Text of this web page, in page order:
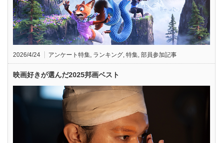
2026/4/24 アンケート特集 ランキング 特集 部員参加記事
映画好きが選んだ2025邦画ベスト